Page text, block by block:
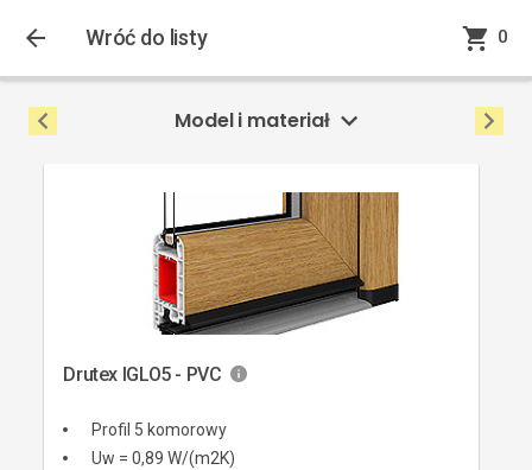
0
Wróć do listy 0
Model i materiał
Drutex IGLO5 - PVC
Profil 5 komorowy
Uw = 0,89 W/(m2K)